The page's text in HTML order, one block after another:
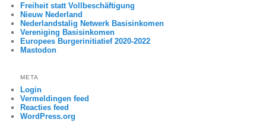
Freiheit statt Vollbeschäftigung
Nieuw Nederland
Nederlandstalig Netwerk Basisinkomen
Vereniging Basisinkomen
Europees Burgerinitiatief 2020-2022
Mastodon
META
Login
Vermeldingen feed
Reacties feed
WordPress.org